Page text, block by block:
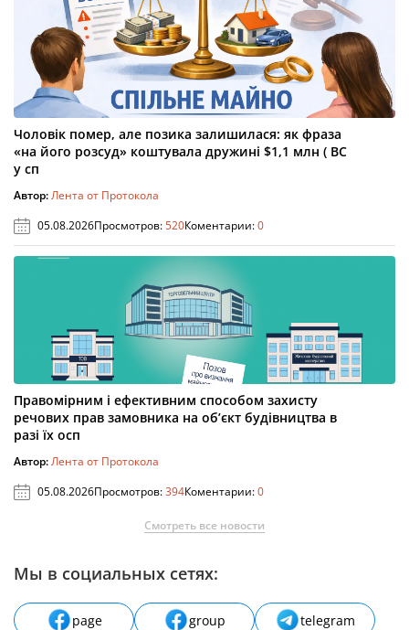
Чоловік помер, але позика залишилася: як фраза
«на його розсуд» коштувала дружині $1,1 млн ( ВС
у сп
Автор:Лента от Протокола
05.08.2026Просмотров:520Коментарии:0
Правомірним і ефективним способом захисту
речових прав замовника на об’єкт будівництва в
разі їх осп
Автор:Лента от Протокола
05.08.2026Просмотров:394Коментарии:0
Смотреть все новости
Мы в социальных сетях:
page group
telegram